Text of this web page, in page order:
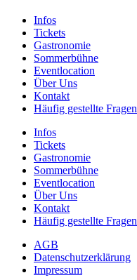
Infos
Tickets
Gastronomie
Sommerbühne
Eventlocation
Über Uns
Kontakt
Häufig gestellte Fragen
Infos
Tickets
Gastronomie
Sommerbühne
Eventlocation
Über Uns
Kontakt
Häufig gestellte Fragen
AGB
Datenschutzerklärung
Impressum